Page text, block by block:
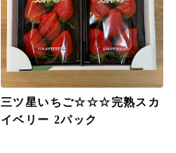
三ツ星いちご☆☆☆完熟スカ
イベリー 2パック